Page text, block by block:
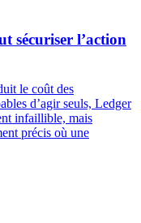
sécuriser l’action
le coût des
d’agir seuls, Ledger
infaillible, mais
précis où une